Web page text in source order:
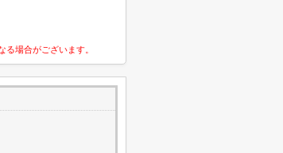
場合がございます。